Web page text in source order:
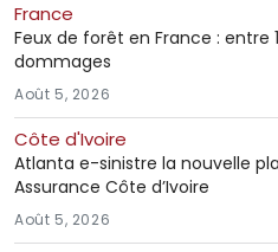
France
Feux de forêt en France : entre
dommages
Août 5, 2026
Côte d'Ivoire
Atlanta e-sinistre la nouvelle
Assurance Côte d’Ivoire
Août 5, 2026